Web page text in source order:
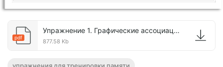
pdf
Упражнение 1. Графические ассоциации.pdf
877.58 Kb